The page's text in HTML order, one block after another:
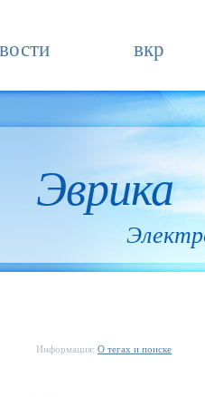
вкр
Эврика
Информация: О тегах и поиске